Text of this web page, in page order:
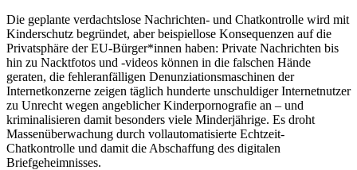
Die geplante verdachtslose Nachrichten- und Chatkontrolle wird mit
Kinderschutz begründet, aber beispiellose Konsequenzen auf die
Privatsphäre der EU-Bürger*innen haben: Private Nachrichten bis
hin zu Nacktfotos und -videos können in die falschen Hände
geraten, die fehleranfälligen Denunziationsmaschinen der
Internetkonzerne zeigen täglich hunderte unschuldiger Internetnutzer
zu Unrecht wegen angeblicher Kinderpornografie an – und
kriminalisieren damit besonders viele Minderjährige. Es droht
Massenüberwachung durch vollautomatisierte Echtzeit-
Chatkontrolle und damit die Abschaffung des digitalen
Briefgeheimnisses.